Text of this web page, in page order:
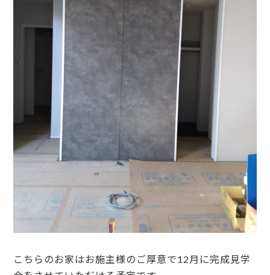
こちらのお家はお施主様のご厚意で12月に完成見学